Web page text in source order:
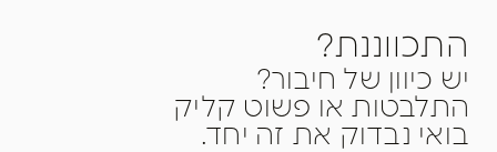
התכווננת?
יש כיוון של חיבור?
התלבטות או פשוט קליק
בואי נבדוק את זה יחד.